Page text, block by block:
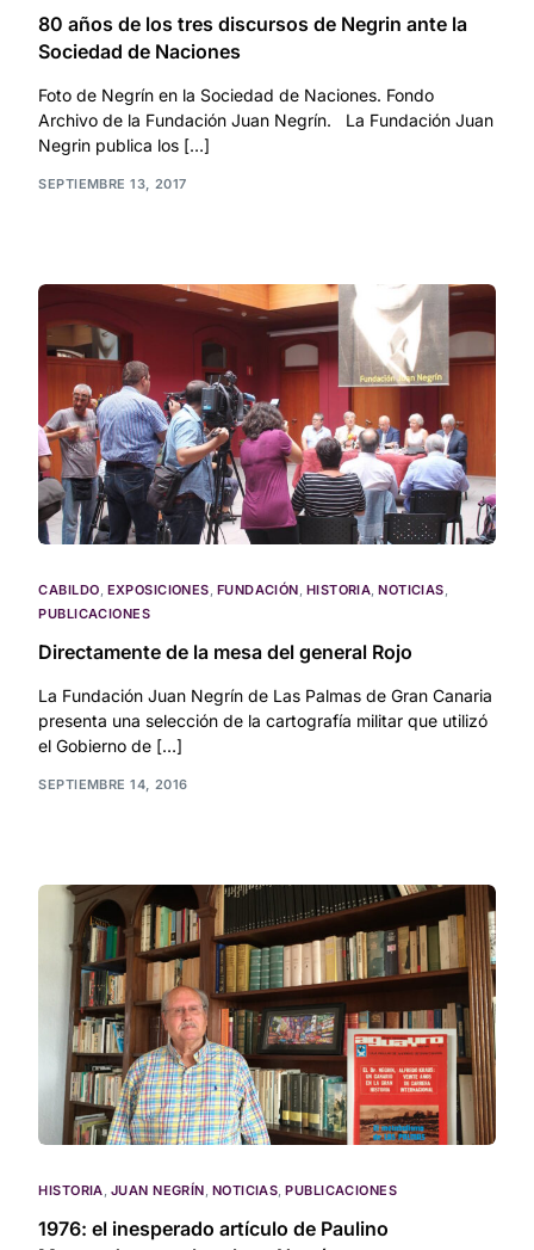
80 años de los tres discursos de Negrin ante la
Sociedad de Naciones
Foto de Negrín en la Sociedad de Naciones. Fondo
Archivo de la Fundación Juan Negrín. La Fundación Juan
Negrin publica los […]
SEPTIEMBRE 13, 2017
CABILDO, EXPOSICIONES, FUNDACIÓN, HISTORIA,NOTICIAS,
PUBLICACIONES
Directamente de la mesa del general Rojo
La Fundación Juan Negrín de Las Palmas de Gran Canaria
presenta una selección de la cartografía militar que utilizó
el Gobierno de […]
SEPTIEMBRE 14, 2016
HISTORIA, JUAN NEGRÍN, NOTICIAS,PUBLICACIONES
1976: el inesperado artículo de Paulino